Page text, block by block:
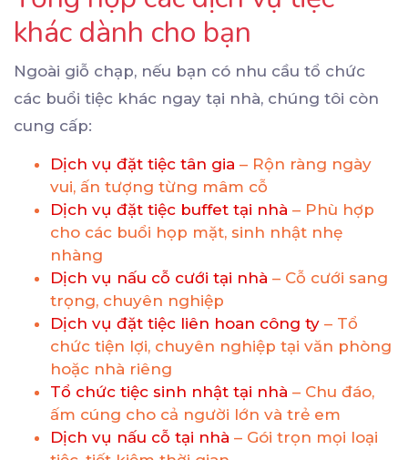
khác dành cho bạn
Ngoài giỗ chạp, nếu bạn có nhu cầu tổ chức
các buổi tiệc khác ngay tại nhà, chúng tôi còn
cung cấp:
Dịch vụ đặt tiệc tân gia – Rộn ràng ngày
vui, ấn tượng từng mâm cỗ
Dịch vụ đặt tiệc buffet tại nhà – Phù hợp
cho các buổi họp mặt, sinh nhật nhẹ
nhàng
Dịch vụ nấu cỗ cưới tại nhà – Cỗ cưới sang
trọng, chuyên nghiệp
Dịch vụ đặt tiệc liên hoan công ty – Tổ
chức tiện lợi, chuyên nghiệp tại văn phòng
hoặc nhà riêng
Tổ chức tiệc sinh nhật tại nhà – Chu đáo,
ấm cúng cho cả người lớn và trẻ em
Dịch vụ nấu cỗ tại nhà – Gói trọn mọi loại